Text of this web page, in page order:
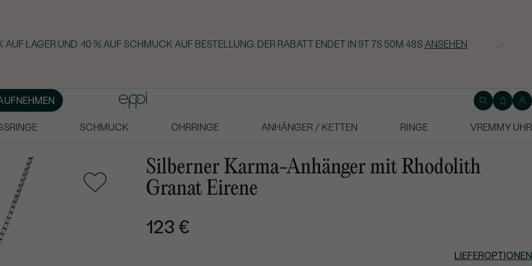
LAGER UND -10 % AUF SCHMUCK AUF BESTELLUNG. DER RABATT ENDET IN 9T 7S 50M 47S ANSEHEN
SCHMUCK OHRRINGE ANHÄNGER / KETTEN RINGE
VREMMY UHR
Silberner Karma-Anhänger mit Rhodolith
Granat Eirene
123 €
LIEFEROPTIONEN